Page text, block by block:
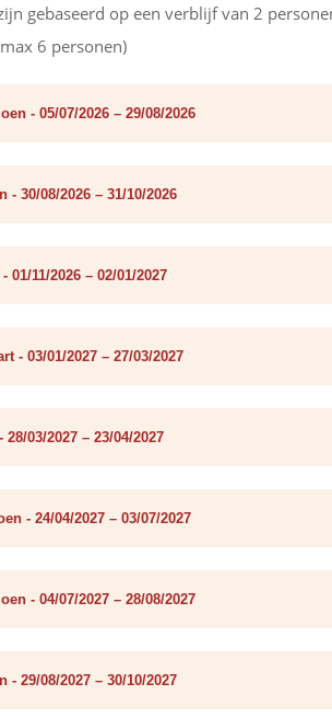
gebaseerd op een verblijf van 2
6 personen)
- 05/07/2026 – 29/08/2026
- 30/08/2026 – 31/10/2026
01/11/2026 – 02/01/2027
- 03/01/2027 – 27/03/2027
28/03/2027 – 23/04/2027
- 24/04/2027 – 03/07/2027
- 04/07/2027 – 28/08/2027
- 29/08/2027 – 30/10/2027